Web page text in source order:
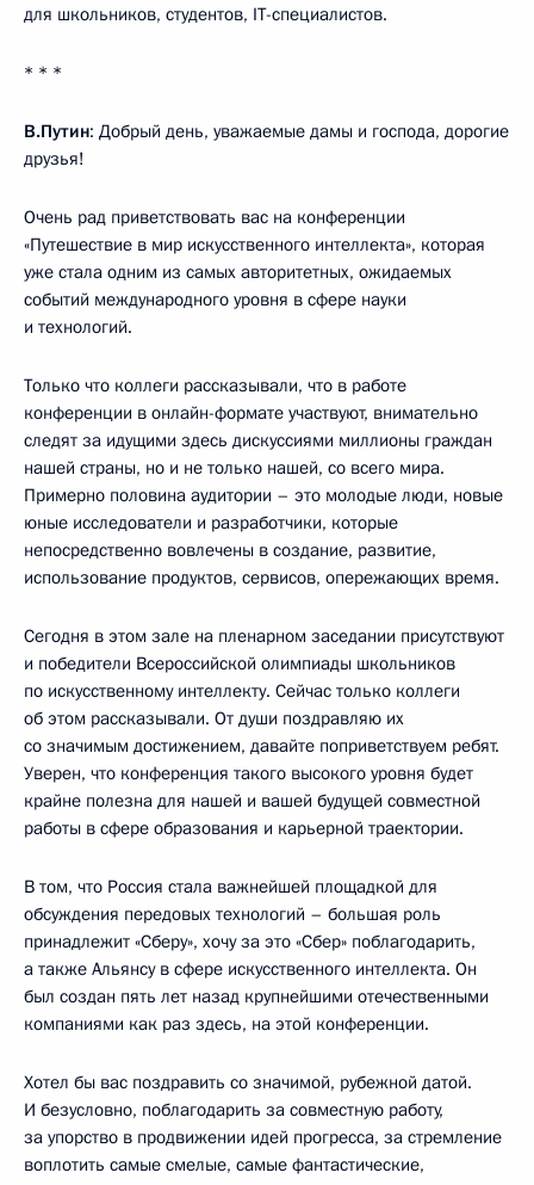
для школьников, студентов, IT-специалистов.
* * *
В.Путин: Добрый день, уважаемые дамы и господа, дорогие
друзья!
Очень рад приветствовать вас на конференции
«Путешествие в мир искусственного интеллекта», которая
уже стала одним из самых авторитетных, ожидаемых
событий международного уровня в сфере науки
и технологий.
Только что коллеги рассказывали, что в работе
конференции в онлайн-формате участвуют, внимательно
следят за идущими здесь дискуссиями миллионы граждан
нашей страны, но и не только нашей, со всего мира.
Примерно половина аудитории – это молодые люди, новые
юные исследователи и разработчики, которые
непосредственно вовлечены в создание, развитие,
использование продуктов, сервисов, опережающих время.
Сегодня в этом зале на пленарном заседании присутствуют
и победители Всероссийской олимпиады школьников
по искусственному интеллекту. Сейчас только коллеги
об этом рассказывали. От души поздравляю их
со значимым достижением, давайте поприветствуем ребят.
Уверен, что конференция такого высокого уровня будет
крайне полезна для нашей и вашей будущей совместной
работы в сфере образования и карьерной траектории.
В том, что Россия стала важнейшей площадкой для
обсуждения передовых технологий – большая роль
принадлежит «Сберу», хочу за это «Сбер» поблагодарить,
а также Альянсу в сфере искусственного интеллекта. Он
был создан пять лет назад крупнейшими отечественными
компаниями как раз здесь, на этой конференции.
Хотел бы вас поздравить со значимой, рубежной датой.
И безусловно, поблагодарить за совместную работу,
за упорство в продвижении идей прогресса, за стремление
воплотить самые смелые, самые фантастические,